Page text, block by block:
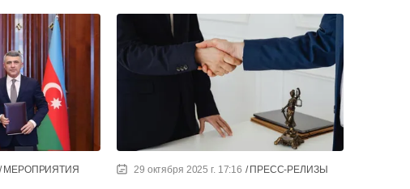
МЕРОПРИЯТИЯ 29 октября 2025 г. 17:16 ПРЕСС-РЕЛИЗЫ